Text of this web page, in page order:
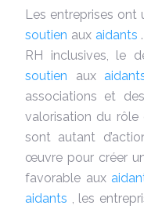
Les entreprises ont
soutien aux aidants
RH inclusives, le
soutien aux
associations et
valorisation du rôle
sont autant
œuvre pour créer
favorable aux
aidants
, les